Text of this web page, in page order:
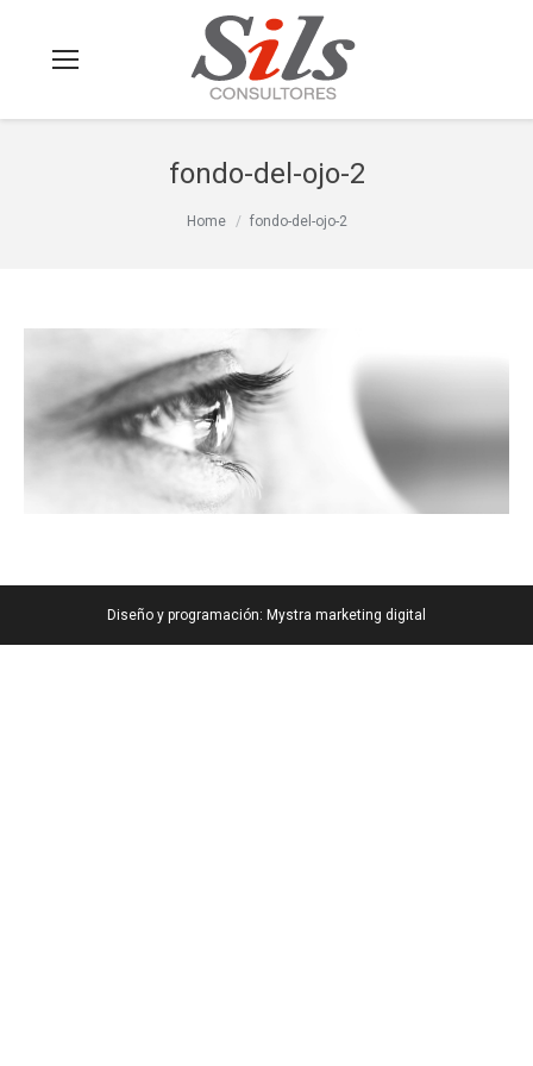
fondo-del-ojo-2
Home fondo-del-ojo-2
Diseño y programación: Mystra marketing digital